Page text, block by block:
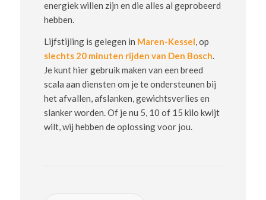
energiek willen zijn en die alles al geprobeerd
hebben.
Lijfstijling is gelegen in Maren-Kessel, op
slechts 20 minuten rijden van Den Bosch.
Je kunt hier gebruik maken van een breed
scala aan diensten om je te ondersteunen bij
het afvallen, afslanken, gewichtsverlies en
slanker worden. Of je nu 5, 10 of 15 kilo kwijt
wilt, wij hebben de oplossing voor jou.